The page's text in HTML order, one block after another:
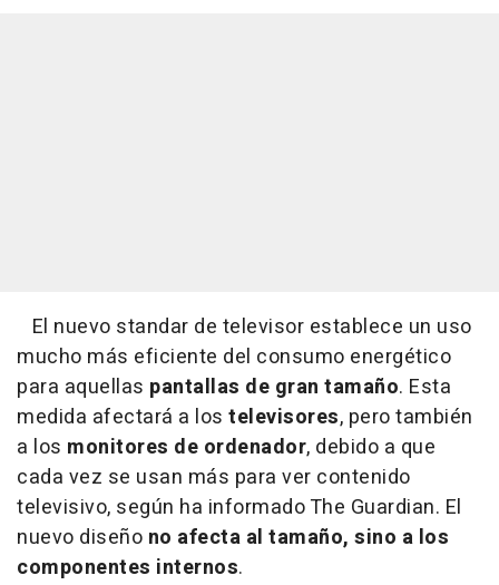
El nuevo standar de televisor establece un uso
mucho más eficiente del consumo energético
para aquellas pantallas de gran tamaño. Esta
medida afectará a los televisores, pero también
a los monitores de ordenador, debido a que
cada vez se usan más para ver contenido
televisivo, según ha informado The Guardian. El
nuevo diseño no afecta al tamaño, sino a los
componentes internos.